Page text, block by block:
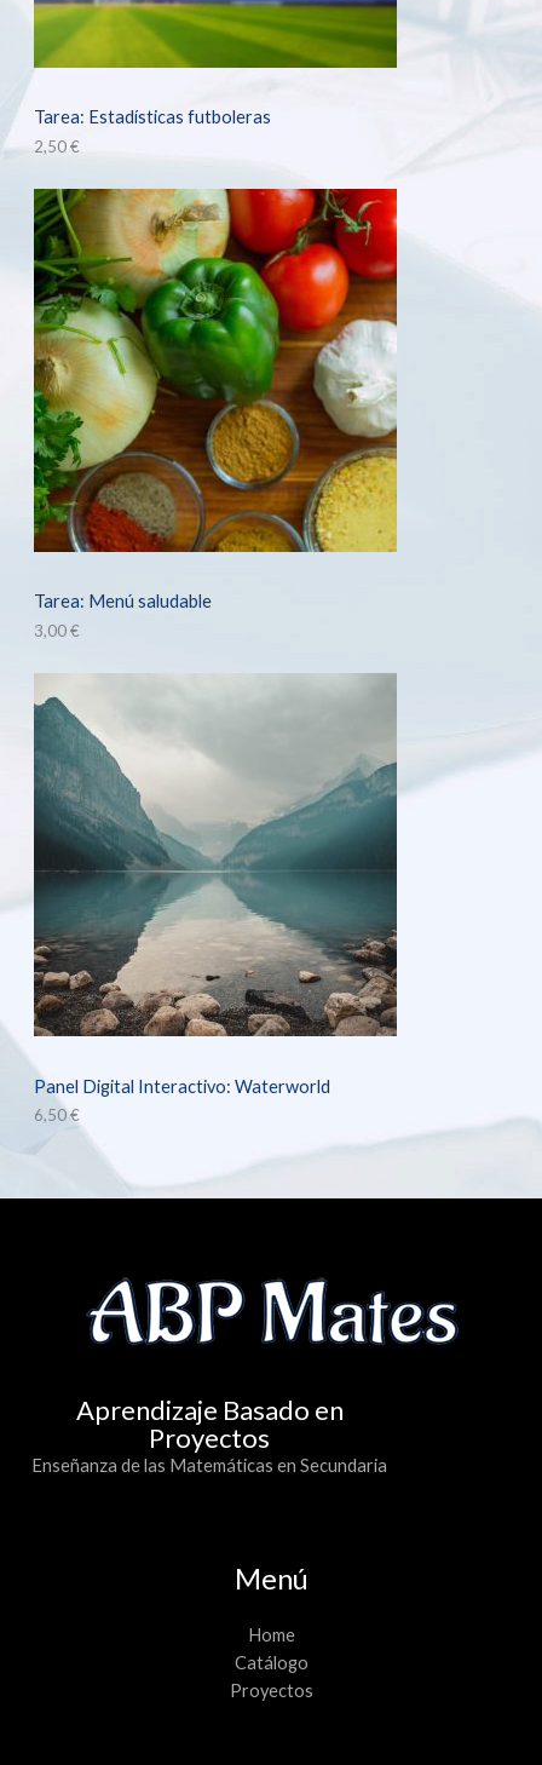
Tarea: Estadísticas futboleras
2,50€
Tarea: Menú saludable
3,00€
Panel Digital Interactivo: Waterworld
6,50€
Aprendizaje Basado en
Proyectos
Enseñanza de las Matemáticas en Secundaria
Menú
Home
Catálogo
Proyectos